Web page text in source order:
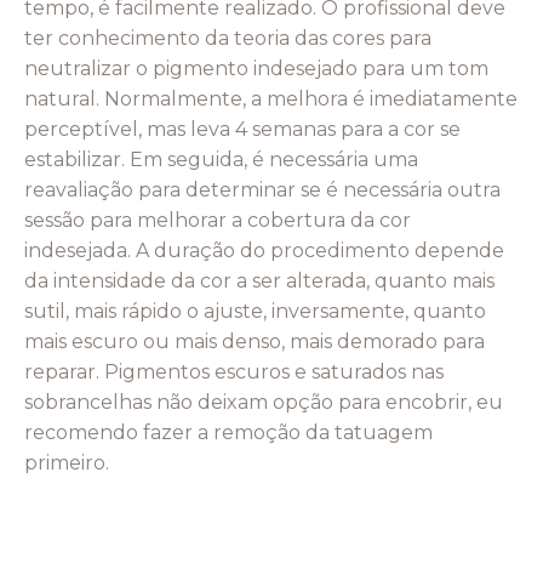
tempo, é facilmente realizado. O profissional deve
ter conhecimento da teoria das cores para
neutralizar o pigmento indesejado para um tom
natural. Normalmente, a melhora é imediatamente
perceptível, mas leva 4 semanas para a cor se
estabilizar. Em seguida, é necessária uma
reavaliação para determinar se é necessária outra
sessão para melhorar a cobertura da cor
indesejada. A duração do procedimento depende
da intensidade da cor a ser alterada, quanto mais
sutil, mais rápido o ajuste, inversamente, quanto
mais escuro ou mais denso, mais demorado para
reparar. Pigmentos escuros e saturados nas
sobrancelhas não deixam opção para encobrir, eu
recomendo fazer a remoção da tatuagem
primeiro.